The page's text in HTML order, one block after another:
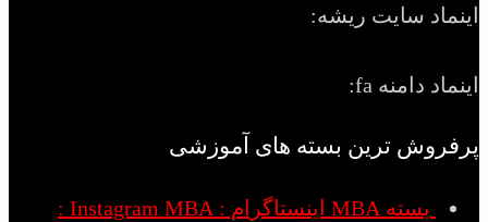
اینماد سایت ریشه:
اینماد دامنه fa:
پرفروش ترین بسته های آموزشی
بسته MBA اینستاگرام : Instagram MBA :